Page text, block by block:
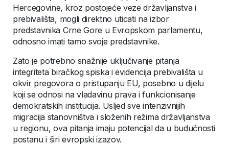
Hercegovine, kroz postojeće veze državljanstva i
prebivališta, mogli direktno uticati na izbor
predstavnika Crne Gore u Evropskom parlamentu,
odnosno imati tamo svoje predstavnike.
Zato je potrebno snažnije uključivanje pitanja
integriteta biračkog spiska i evidencija prebivališta u
okvir pregovora o pristupanju EU, posebno u dijelu
koji se odnosi na vladavinu prava i funkcionisanje
demokratskih institucija. Usljed sve intenzivnijih
migracija stanovništva i složenih režima državljanstva
u regionu, ova pitanja imaju potencijal da u budućnosti
postanu i širi evropski izazov.